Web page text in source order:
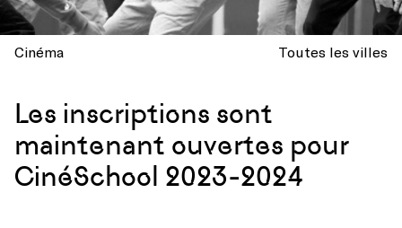
Cinéma Toutes les villes
Les inscriptions sont
maintenant ouvertes pour
CinéSchool 2023-2024